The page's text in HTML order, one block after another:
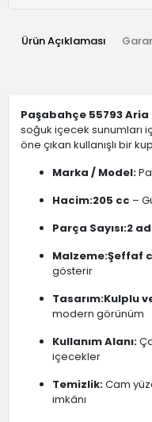
Ürün Açıklaması
Paşabahçe 55793
soğuk içecek sunumları
öne çıkan kullanışlı bir
Marka / Model:
Hacim:205 cc –
Parça Sayısı:2
Malzeme:Şeffaf
gösterir
Tasarım:Kulplu
modern görünüm
Kullanım Alanı:
içecekler
Temizlik:Cam
imkânı